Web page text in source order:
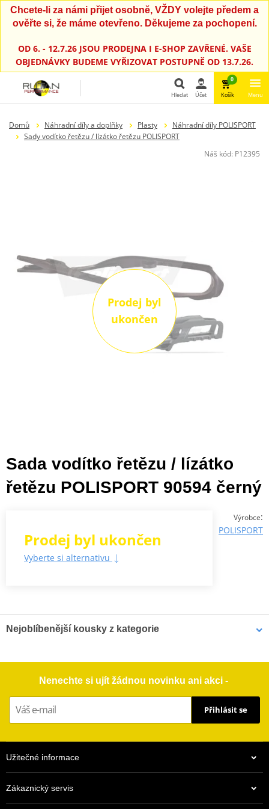
Chcete-li za námi přijet osobně, VŽDY volejte předem a
ověřte si, že máme otevřeno. Děkujeme za pochopení.
OD 6. - 12.7.26 JSOU PRODEJNA I E-SHOP ZAVŘENÉ. VAŠE
OBJEDNÁVKY BUDEME VYŘIZOVAT POSTUPNĚ OD 13.7.26.
Hledat
Hledat Účet
0
Košík Menu
Domů Náhradní díly a doplňky Plasty
Náhradní díly POLISPORT
Sady vodítko řetězu / lízátko řetězu POLISPORT
Náš kód: P12395
Prodej byl
ukončen
Sada vodítko řetězu / lízátko
řetězu POLISPORT 90594 černý
Výrobce:
POLISPORT
Prodej byl ukončen
Vyberte si alternativu
Nejoblíbenější kousky z kategorie
lízátko řetězu POLISPORT
lízátko řetězu POLISPORT
Nenechte si ujít žádnou novinku ani akci -
Přihlásit se
Užitečné informace
Zákaznický servis